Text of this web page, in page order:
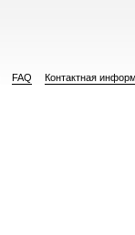
FAQ Контактная